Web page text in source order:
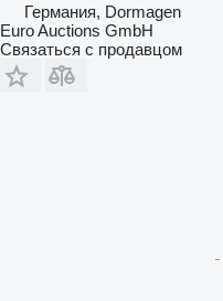
Германия, Dormagen
Euro Auctions GmbH
Связаться с продавцом